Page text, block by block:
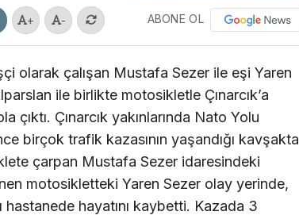
+ - ABONE OL
olarak çalışan Mustafa Sezer ile eşi Yaren
ile birlikte motosikletle Çınarcık’a
çıktı. Çınarcık yakınlarında Nato Yolu
birçok trafik kazasının yaşandığı kavşakta
çarpan Mustafa Sezer idaresindeki
motosikletteki Yaren Sezer olay yerinde,
hastanede hayatını kaybetti. Kazada 3